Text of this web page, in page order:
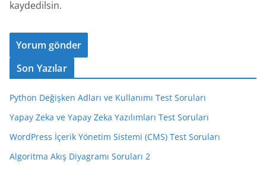
kaydedilsin.
Son Yazılar
Python Değişken Adları ve Kullanımı Test Soruları
Yapay Zeka ve Yapay Zeka Yazılımları Test Soruları
WordPress İçerik Yönetim Sistemi (CMS) Test Soruları
Algoritma Akış Diyagramı Soruları 2